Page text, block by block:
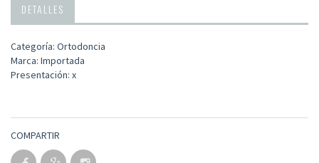
DETALLES
Categoría: Ortodoncia
Marca: Importada
Presentación: x
COMPARTIR